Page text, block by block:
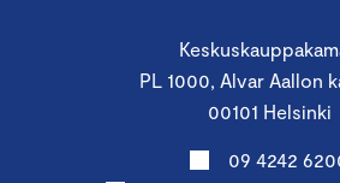
PL 1000, Alvar Aallon
00101 Helsinki
09 4242